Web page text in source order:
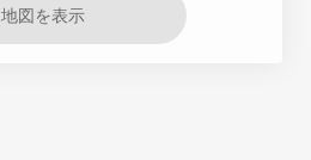
地図を表示